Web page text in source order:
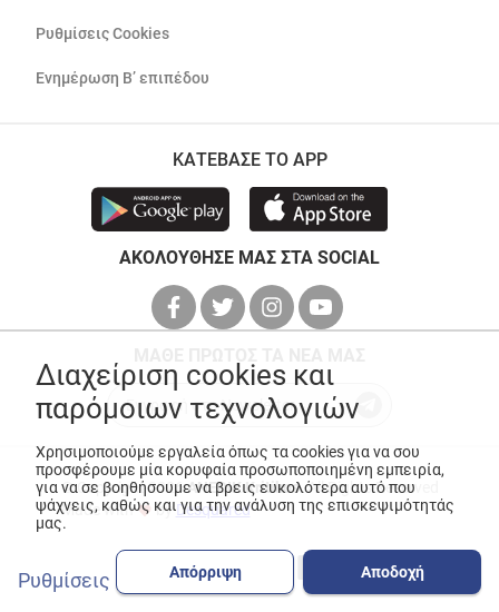
Ρυθμίσεις Cookies
Ενημέρωση Β’ επιπέδου
ΚΑΤΕΒΑΣΕ ΤΟ APP
ΑΚΟΛΟΥΘΗΣΕ ΜΑΣ ΣΤΑ SOCIAL
© Copyright 2026ANEDIK Kritikos. All Rights Reserved
Made with
byDesquared
Διαχείριση cookies και
παρόμοιων τεχνολογιών
Χρησιμοποιούμε εργαλεία όπως τα cookies για να σου
προσφέρουμε μία κορυφαία προσωποποιημένη εμπειρία,
για να σε βοηθήσουμε να βρεις ευκολότερα αυτό που
ψάχνεις, καθώς και για την ανάλυση της επισκεψιμότητάς
μας.
Ρυθμίσεις Απόρριψη Αποδοχή